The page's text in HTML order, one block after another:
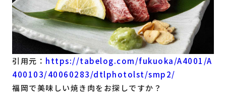
引用元： https://tabelog.com/fukuoka/A4001/A
400103/40060283/dtlphotolst/smp2/
福岡で美味しい焼き肉をお探しですか？